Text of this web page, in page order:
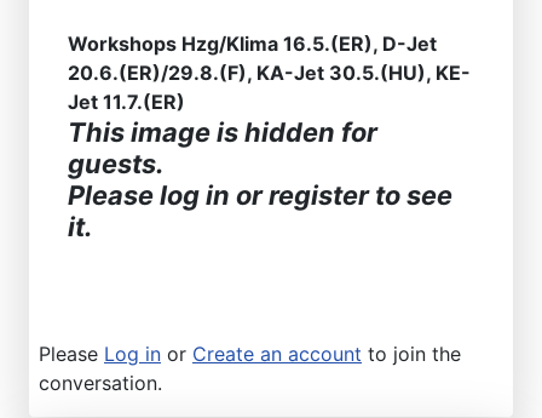
Workshops Hzg/Klima 16.5.(ER), D-Jet
20.6.(ER)/29.8.(F), KA-Jet 30.5.(HU), KE-
Jet 11.7.(ER)
This image is hidden for
guests.
Please log in or register to see
it.
Please Log in or Create an account to join the
conversation.